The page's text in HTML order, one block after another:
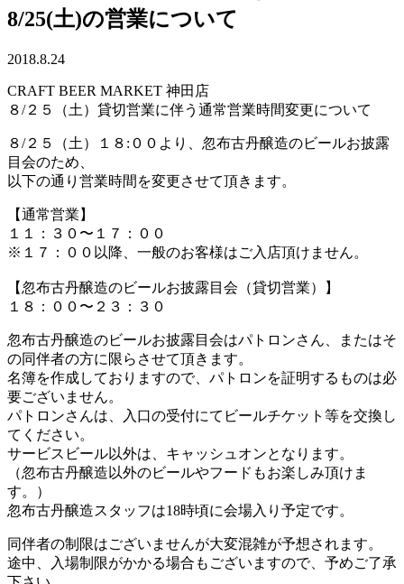
8/25(土)の営業について
2018.8.24
CRAFT BEER MARKET 神田店
８/２５（土）貸切営業に伴う通常営業時間変更について
８/２５（土）１８:００より、忽布古丹醸造のビールお披露
目会のため、
以下の通り営業時間を変更させて頂きます。
【通常営業】
１１：３０〜１７：００
※１７：００以降、一般のお客様はご入店頂けません。
【忽布古丹醸造のビールお披露目会（貸切営業）】
１８：００〜２３：３０
忽布古丹醸造のビールお披露目会はパトロンさん、またはそ
の同伴者の方に限らさせて頂きます。
名簿を作成しておりますので、パトロンを証明するものは必
要ございません。
パトロンさんは、入口の受付にてビールチケット等を交換し
てください。
サービスビール以外は、キャッシュオンとなります。
（忽布古丹醸造以外のビールやフードもお楽しみ頂けま
す。）
忽布古丹醸造スタッフは18時頃に会場入り予定です。
同伴者の制限はございませんが大変混雑が予想されます。
途中、入場制限がかかる場合もございますので、予めご了承